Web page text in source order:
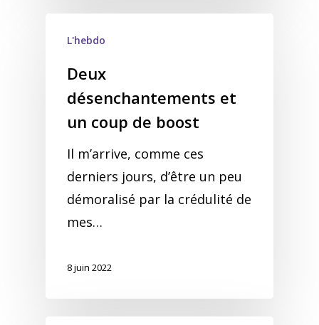
L'hebdo
Deux
désenchantements et
un coup de boost
Il m’arrive, comme ces
derniers jours, d’être un peu
démoralisé par la crédulité de
mes…
8 juin 2022